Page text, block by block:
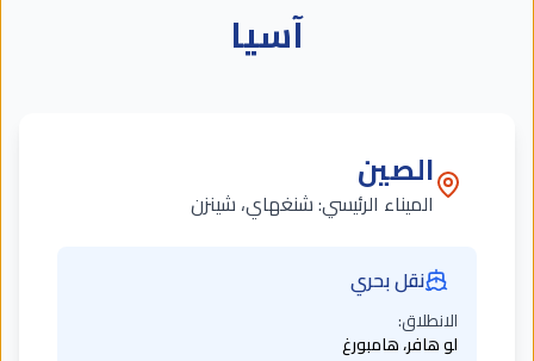
آسيا
الصين
الميناء الرئيسي:شنغهاي، شينزن
نقل بحري
الانطلاق:
لو هافر، هامبورغ